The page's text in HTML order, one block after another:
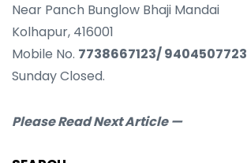
Near Panch Bunglow Bhaji Mandai
Kolhapur, 416001
Mobile No. 7738667123/ 9404507723
Sunday Closed.
Please Read Next Article —